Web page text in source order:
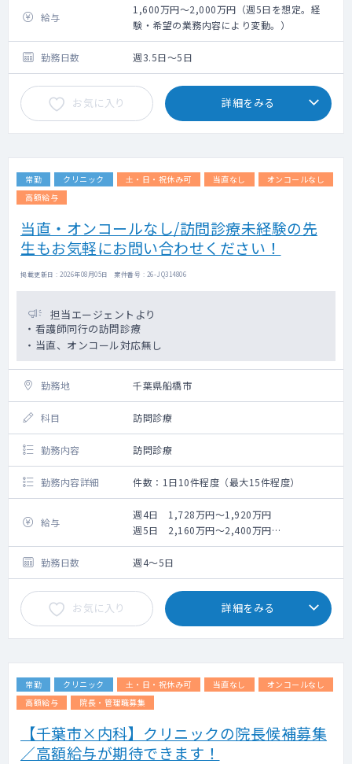
・訪問診療もご希望に応じてお任せすること
が可能です。
給与
1,600万円～2,000万円（週5日を想定。経
験・希望の業務内容により変動。）
勤務日数 週3.5日～5日
お気に入り 詳細をみる
常勤 クリニック 土・日・祝休み可 当直なし
オンコールなし
高額給与
当直・オンコールなし/訪問診療未経験の先
生もお気軽にお問い合わせください！
掲載更新日 : 2026年08月05日 案件番号 : 26-JQ314806
担当エージェントより
・看護師同行の訪問診療
・当直、オンコール対応無し
勤務地 千葉県船橋市
科目 訪問診療
勤務内容 訪問診療
勤務内容詳細 件数：1日10件程度（最大15件程度）
給与
週4日 1,728万円～1,920万円
週5日 2,160万円～2,400万円
（経験・スキルにより決定）
勤務日数
週4～5日
お気に入り 詳細をみる
常勤 クリニック 土・日・祝休み可 当直なし
オンコールなし
高額給与
院長・管理職募集
【千葉市×内科】クリニックの院長候補募集
／高額給与が期待できます！